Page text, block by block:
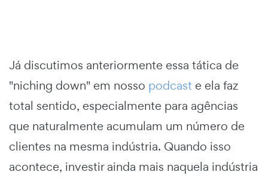
Já discutimos anteriormente essa tática de
"niching down" em nosso podcast e ela faz
total sentido, especialmente para agências
que naturalmente acumulam um número de
clientes na mesma indústria. Quando isso
acontece, investir ainda mais naquela indústria